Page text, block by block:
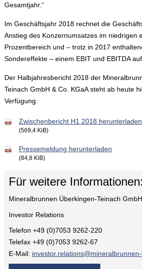
Gesamtjahr.“
Im Geschäftsjahr 2018 rechnet die
Anstieg des Konzernumsatzes im niedrigen
Prozentbereich und – trotz in 2017
Sondereffekte – einem EBIT und EBITDA
Der Halbjahresbericht 2018 der
Teinach GmbH & Co. KGaA steht ab heute
Verfügung.
Zwischenbericht H1 2018 herunterladen
(569,4 KiB)
Pressemeldung herunterladen
(84,8 KiB)
Für weitere Informationen:
Mineralbrunnen Überkingen-Teinach
Investor Relations
Telefon +49 (0)7053 9262-220
Telefax +49 (0)7053 9262-67
E-Mail: